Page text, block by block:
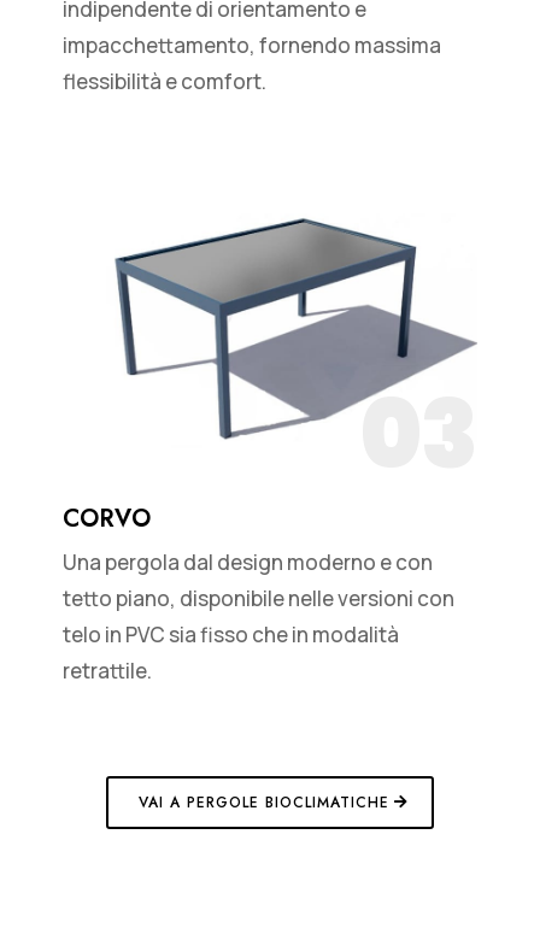
indipendente di orientamento e
impacchettamento, fornendo massima
flessibilità e comfort.
03
CORVO
Una pergola dal design moderno e con
tetto piano, disponibile nelle versioni con
telo in PVC sia fisso che in modalità
retrattile.
VAI A PERGOLE BIOCLIMATICHE